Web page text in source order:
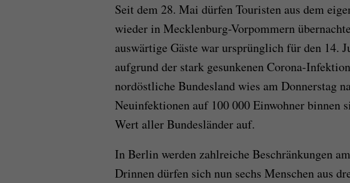
Seit dem 28. Mai dürfen Touristen aus dem
wieder in Mecklenburg-Vorpommern
auswärtige Gäste war ursprünglich für den 14.
aufgrund der stark gesunkenen Corona-
nordöstliche Bundesland wies am Donnerstag
Neuinfektionen auf 100 000 Einwohner binnen
Wert aller Bundesländer auf.
In Berlin werden zahlreiche Beschränkungen
Drinnen dürfen sich nun sechs Menschen aus